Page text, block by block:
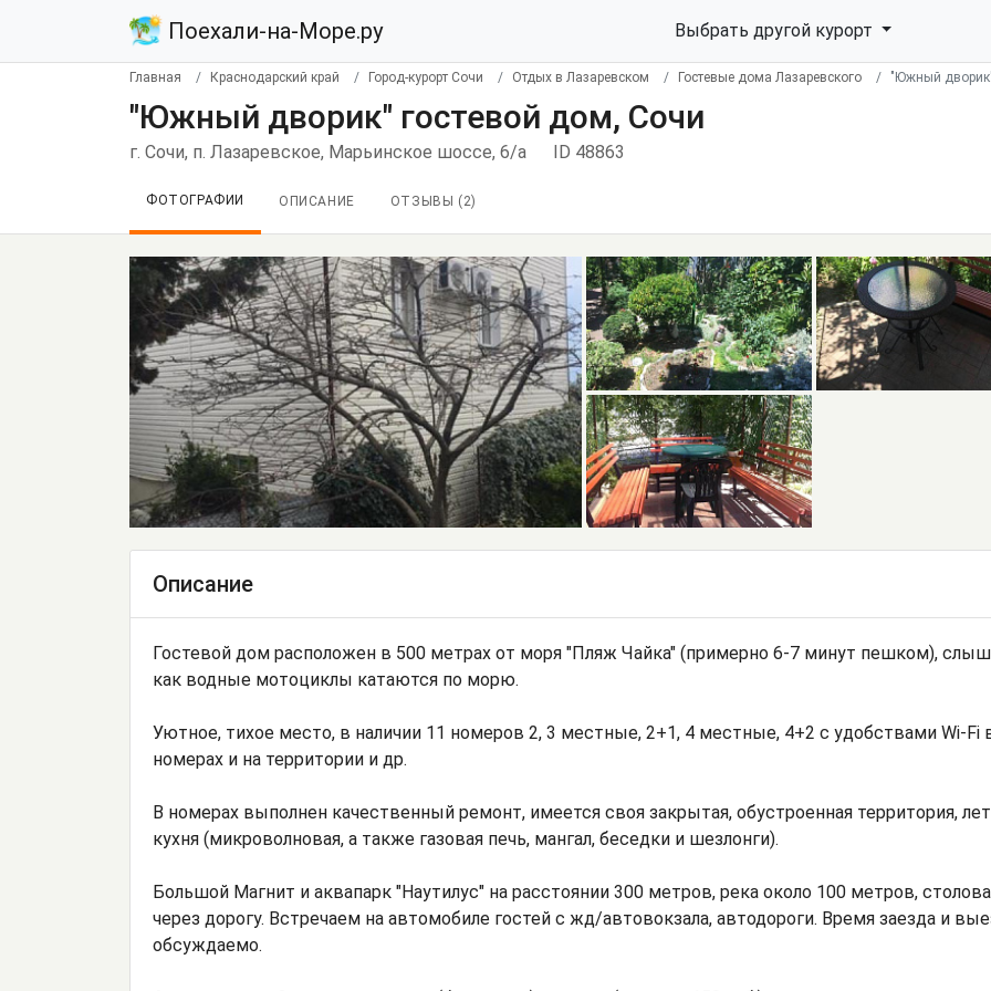
Поехали-на-Море.ру Выбрать другой курорт
Главная Краснодарский край Город-курорт Сочи Отдых в Лазаревском Гостевые дома Лазаревского "Южный
"Южный дворик" гостевой дом, Сочи
г. Сочи, п. Лазаревское, Марьинское шоссе, 6/а ID 48863
ФОТОГРАФИИ ОПИСАНИЕ ОТЗЫВЫ ( 2)
Описание
Гостевой дом расположен в 500 метрах от моря "Пляж Чайка" (примерно 6-7 минут пешком),
как водные мотоциклы катаются по морю.
Уютное, тихое место, в наличии 11 номеров 2, 3 местные, 2+1, 4 местные, 4+2 с удобствами Wi-Fi
номерах и на территории и др.
В номерах выполнен качественный ремонт, имеется своя закрытая, обустроенная территория,
кухня (микроволновая, а также газовая печь, мангал, беседки и шезлонги).
Большой Магнит и аквапарк "Наутилус" на расстоянии 300 метров, река около 100 метров,
через дорогу. Встречаем на автомобиле гостей с жд/автовокзала, автодороги. Время заезда и
обсуждаемо.